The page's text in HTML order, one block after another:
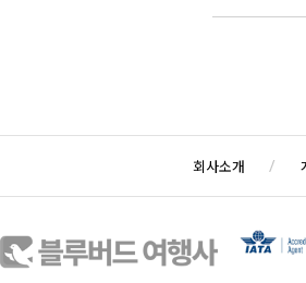
회사소개